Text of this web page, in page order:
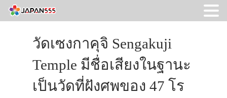
วัดเซงกาคุจิ Sengakuji
Temple มีชื่อเสียงในฐานะ
เป็นวัดที่ฝังศพของ 47 โร